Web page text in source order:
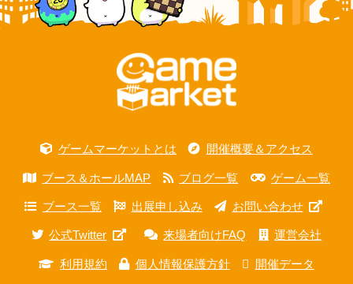
ゲームマーケットとは 開催概要＆アクセス
ブース＆ホールMAP ブログ一覧 ゲーム一覧
ブース一覧 出展申し込み お問い合わせ
公式Twitter 来場者向けFAQ 運営会社
利用規約 個人情報保護方針 開催データ